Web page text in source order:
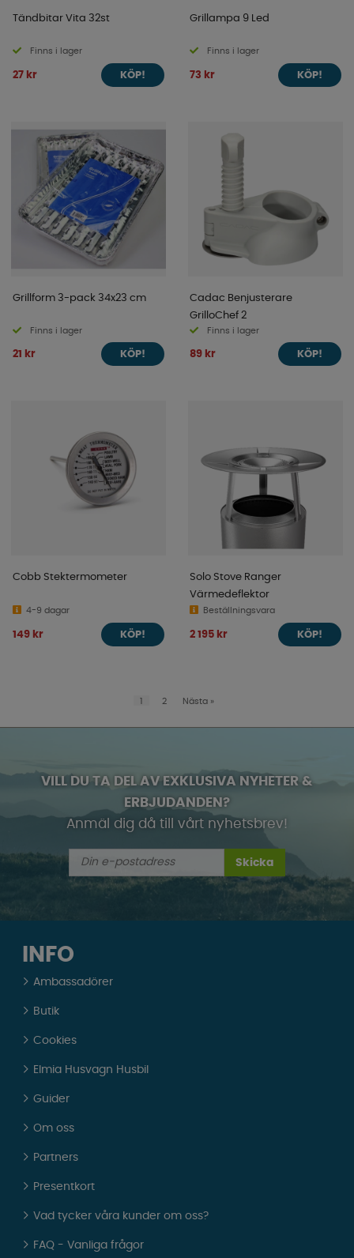
Tändbitar Vita 32st
Finns i lager
27 kr KÖP!
Grillampa 9 Led
Finns i lager
73 kr KÖP!
Grillform 3-pack 34x23 cm
Finns i lager
21 kr KÖP!
Cadac Benjusterare
GrilloChef 2
Finns i lager
89 kr KÖP!
Cobb Stektermometer
4-9 dagar
149 kr KÖP!
Solo Stove Ranger
Värmedeflektor
Beställningsvara
2 195 kr KÖP!
1 2 Nästa »
VILL DU TA DEL AV EXKLUSIVA NYHETER &
ERBJUDANDEN?
Anmäl dig då till vårt nyhetsbrev!
Skicka
INFO
Ambassadörer
Butik
Cookies
Elmia Husvagn Husbil
Guider
Om oss
Partners
Presentkort
Vad tycker våra kunder om oss?
FAQ - Vanliga frågor